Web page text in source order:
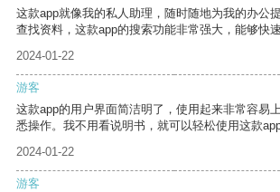
这款app就像我的私人助理，随时随地为我的办公
查找资料，这款app的搜索功能非常强大，能够快
2024-01-22
游客
这款app的用户界面简洁明了，使用起来非常容易
悉操作。我不用看说明书，就可以轻松使用这款app
2024-01-22
游客